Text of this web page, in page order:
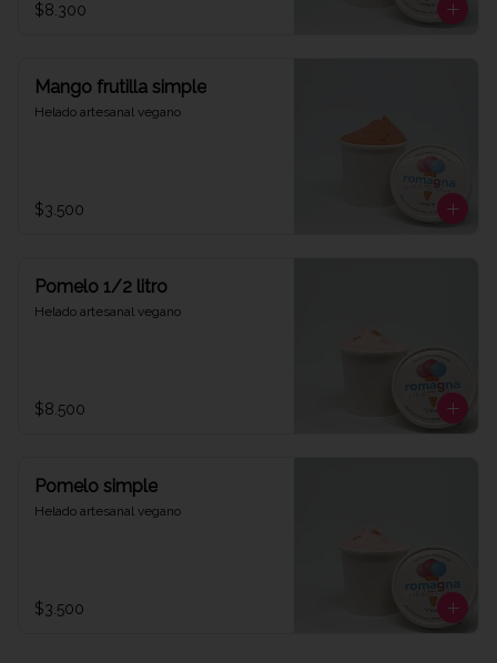
$8.300
Mango frutilla simple
Helado artesanal vegano
$3.500
Pomelo 1/2 litro
Helado artesanal vegano
$8.500
Pomelo simple
Helado artesanal vegano
$3.500